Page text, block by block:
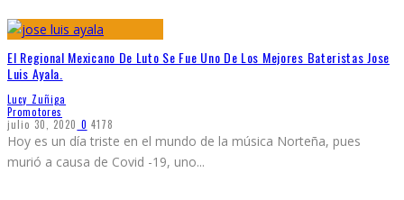
El Regional Mexicano De Luto Se Fue Uno De Los Mejores Bateristas Jose
Luis Ayala.
Lucy Zuñiga
Promotores
julio 30, 2020 0 4178
Hoy es un día triste en el mundo de la música Norteña, pues
murió a causa de Covid -19, uno...